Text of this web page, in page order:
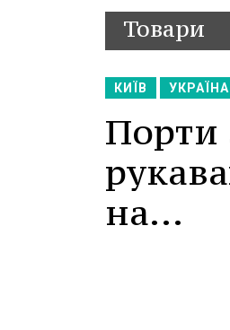
Товари
КИЇВ УКРАЇНА
Порти
на...